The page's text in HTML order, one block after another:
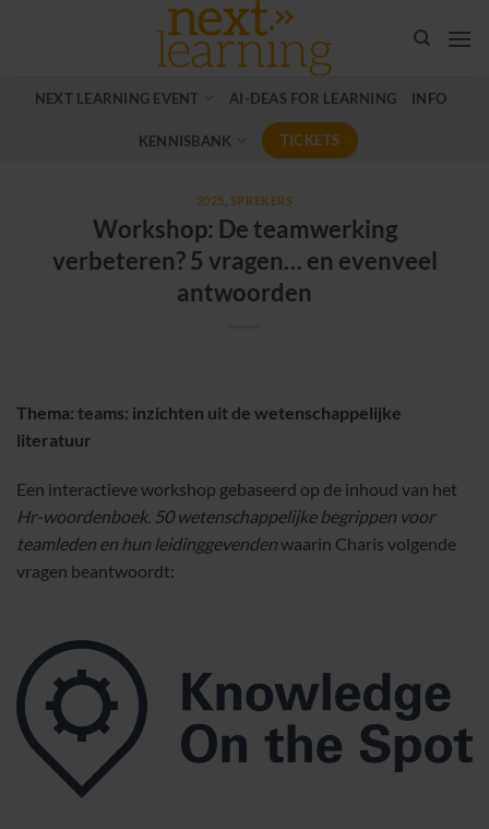
NEXT LEARNING EVENT AI-DEAS FOR LEARNING INFO
KENNISBANK TICKETS
2025 SPREKERS
Workshop: De teamwerking
verbeteren? 5 vragen… en evenveel
antwoorden
Thema: teams: inzichten uit de wetenschappelijke
literatuur
Een interactieve workshop gebaseerd op de inhoud van het
Hr-woordenboek. 50 wetenschappelijke begrippen voor
teamleden en hun leidinggevendenwaarin Charis volgende
vragen beantwoordt: